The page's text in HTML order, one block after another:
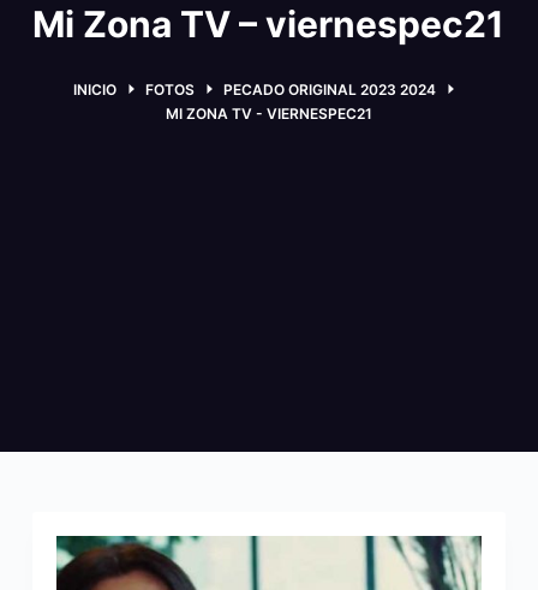
Mi Zona TV – viernespec21
INICIO FOTOS
PECADO ORIGINAL 2023 2024
MI ZONA TV - VIERNESPEC21